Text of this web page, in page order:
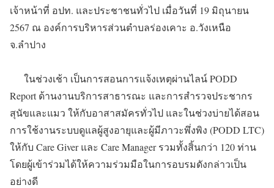
เจ้าหน้าที่ อปท. และประชาชนทั่วไป เมื่อวันที่ 19 มิถุนายน
2567 ณ องค์การบริหารส่วนตำบลร่องเคาะ อ.วังเหนือ
จ.ลำปาง
ในช่วงเช้า เป็นการสอนการแจ้งเหตุผ่านไลน์ PODD
Report ด้านงานบริการสาธารณะ และการสำรวจประชากร
สุนัขและแมว ให้กับอาสาสมัครทั่วไป และในช่วงบ่ายได้สอน
การใช้งานระบบดูแลผู้สูงอายุและผู้มีภาวะพึ่งพิง (PODD LTC)
ให้กับ Care Giver และ Care Manager รวมทั้งสิ้นกว่า 120 ท่าน
โดยผู้เข้าร่วมได้ให้ความร่วมมือในการอบรมดังกล่าวเป็น
อย่างดี